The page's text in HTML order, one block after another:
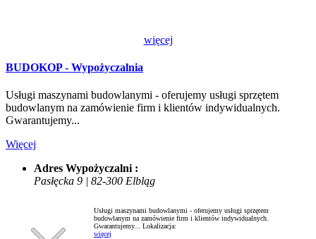
więcej
BUDOKOP - Wypożyczalnia
Usługi maszynami budowlanymi - oferujemy usługi sprzętem
budowlanym na zamówienie firm i klientów indywidualnych.
Gwarantujemy...
Więcej
Adres Wypożyczalni :
Pasłęcka 9 | 82-300 Elbląg
Usługi maszynami budowlanymi - oferujemy usługi sprzętem
budowlanym na zamówienie firm i klientów indywidualnych.
Gwarantujemy... Lokalizacja:
więcej